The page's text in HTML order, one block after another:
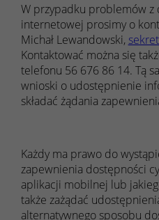
W przypadku problemów z
internetowej prosimy o
Michał Lewandowski,
Kontaktować można się
telefonu 56 676 86 14. Tą
wnioski o udostępnienie
składać żądania
Każdy ma prawo do
zapewnienia dostępności
aplikacji mobilnej lub
także zażądać
alternatywnego sposobu